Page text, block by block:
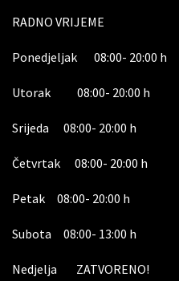
RADNO VRIJEME
Ponedjeljak 08:00- 20:00 h
Utorak 08:00- 20:00 h
Srijeda 08:00- 20:00 h
Četvrtak 08:00- 20:00 h
Petak 08:00- 20:00 h
Subota 08:00- 13:00 h
Nedjelja ZATVORENO!